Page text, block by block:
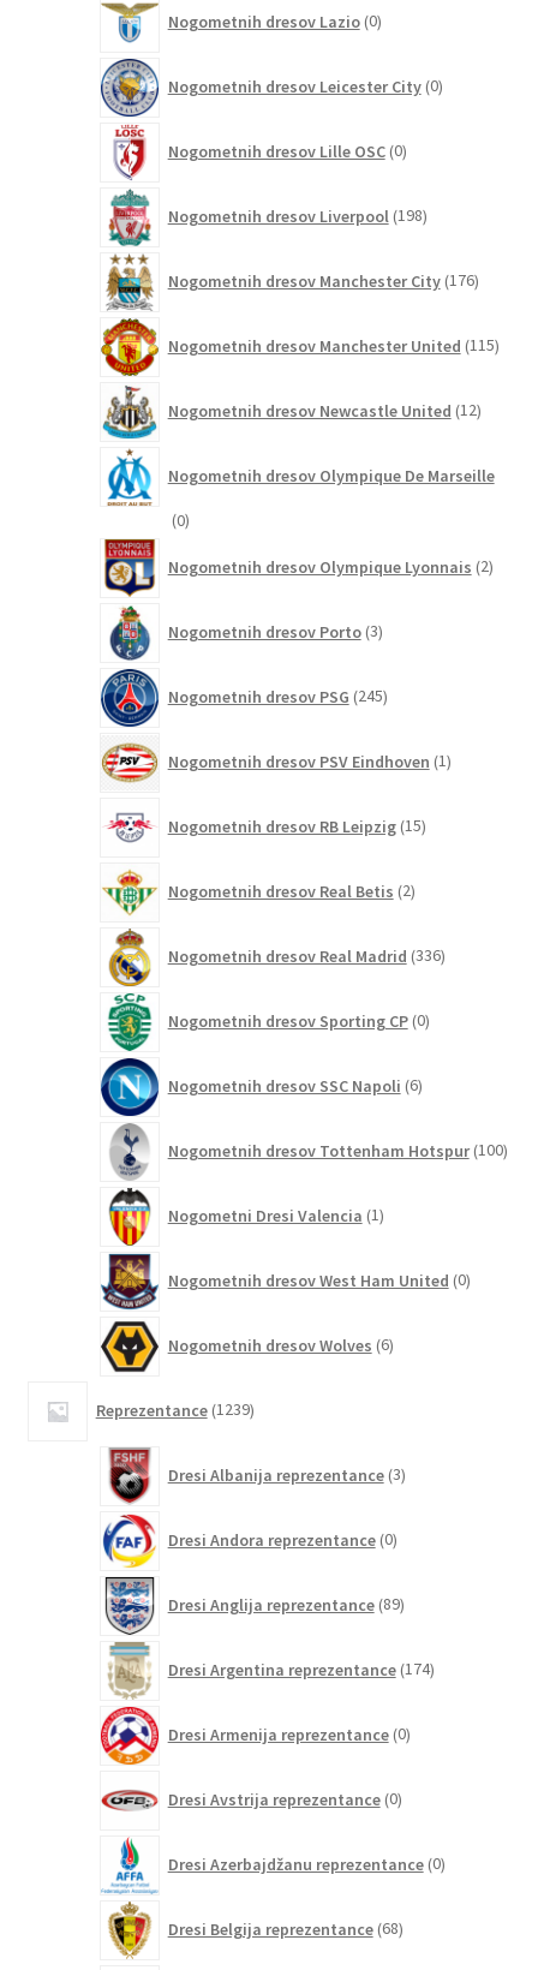
Nogometnih dresov Lazio 0izdelkov
Nogometnih dresov Leicester City 0izdelkov
Nogometnih dresov Lille OSC 0izdelkov
Nogometnih dresov Liverpool 198izdelkov
Nogometnih dresov Manchester City 176izdelkov
Nogometnih dresov Manchester United 115
Nogometnih dresov Newcastle United 12izdelkov
Nogometnih dresov Olympique De Marseille
00
Nogometnih dresov Olympique Lyonnais 2izdelka
Nogometnih dresov Porto 3izdelki
Nogometnih dresov PSG 245izdelkov
Nogometnih dresov PSV Eindhoven 1izdelek
Nogometnih dresov RB Leipzig 15izdelkov
Nogometnih dresov Real Betis 2izdelka
Nogometnih dresov Real Madrid 336izdelkov
Nogometnih dresov Sporting CP 0izdelkov
Nogometnih dresov SSC Napoli 6izdelkov
Nogometnih dresov Tottenham Hotspur 100
Nogometni Dresi Valencia 1izdelek
Nogometnih dresov West Ham United 0izdelkov
Nogometnih dresov Wolves 6izdelkov
Reprezentance 1239izdelkov
Dresi Albanija reprezentance 3izdelki
Dresi Andora reprezentance 0izdelkov
Dresi Anglija reprezentance 89izdelkov
Dresi Argentina reprezentance 174izdelkov
Dresi Armenija reprezentance 0izdelkov
Dresi Avstrija reprezentance 0izdelkov
Dresi Azerbajdžanu reprezentance 0izdelkov
Dresi Belgija reprezentance 68izdelkov